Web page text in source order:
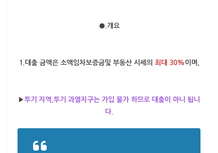
●.개요
1.대출 금액은 소액임차보증금및 부동산 시세의 최대 30% 이며,
▶투기 지역,투기 과열지구는 가입 불가 하므로 대출이 아니 됩니
다.